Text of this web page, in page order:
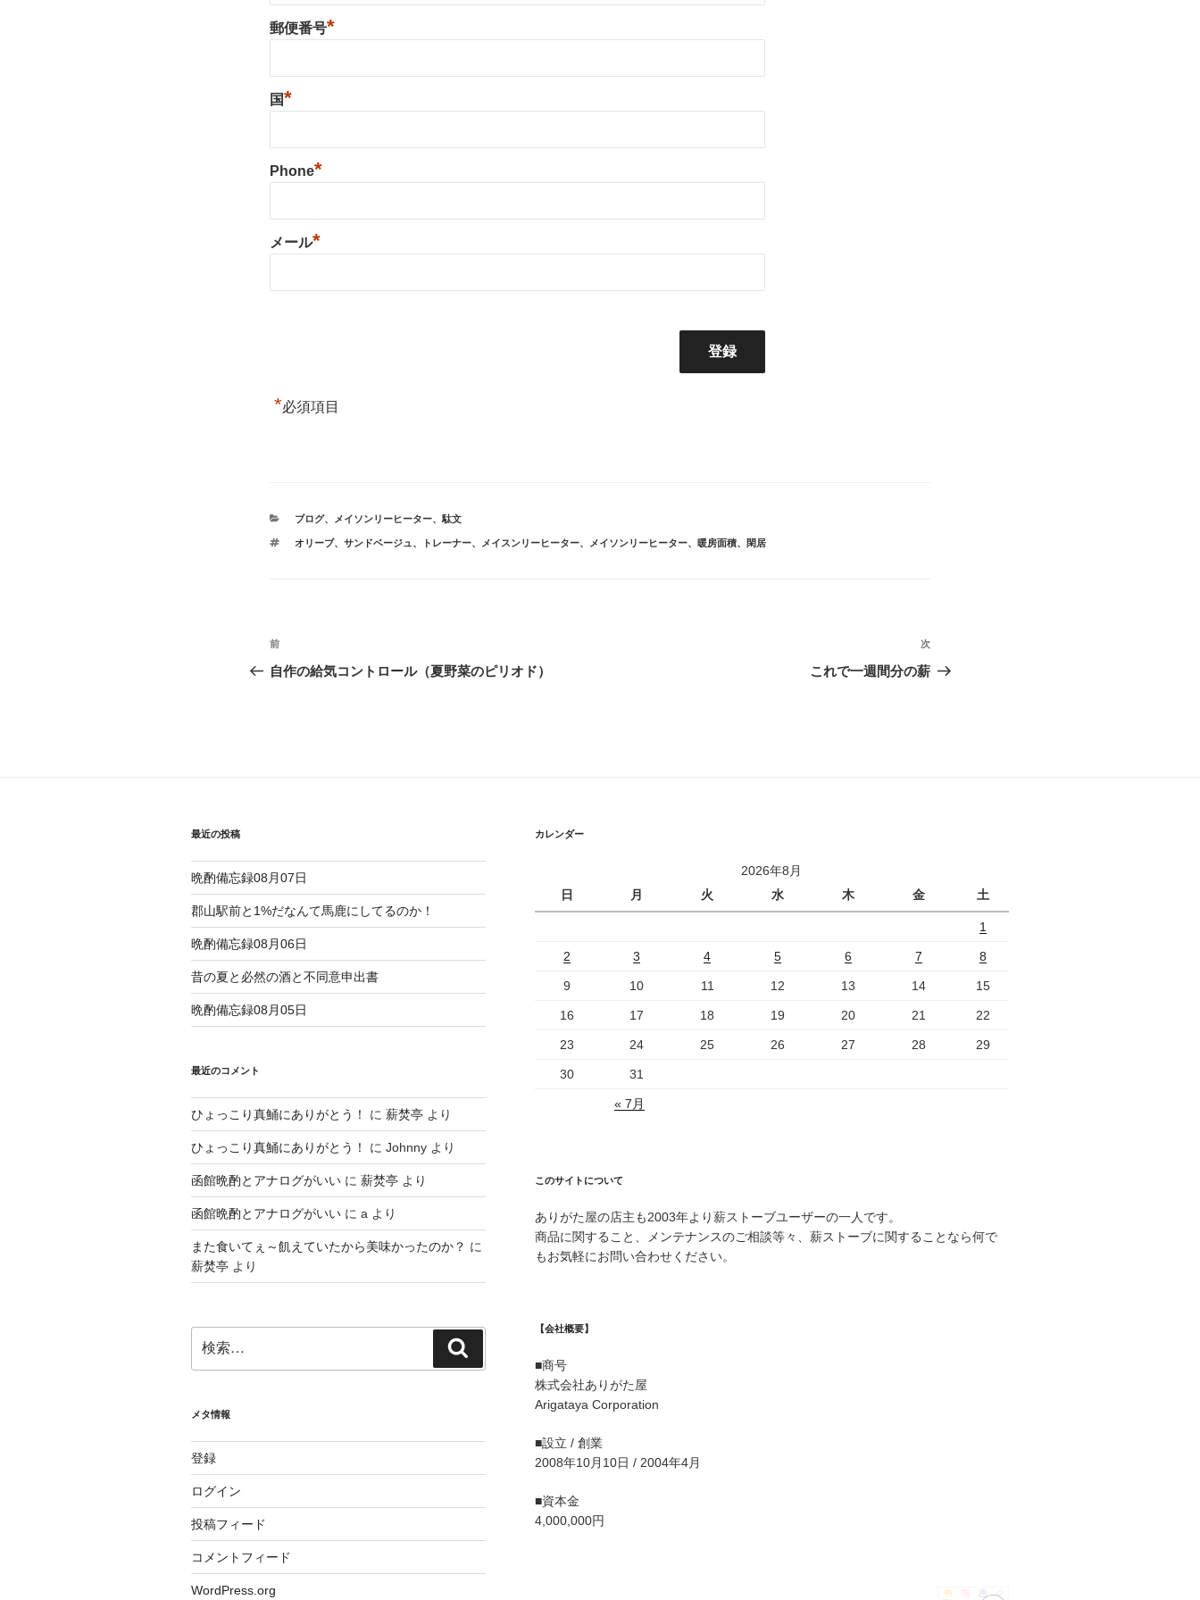
郵便番号*
国*
Phone*
メール*
*必須項目
カ
ゴ
ブログ、 メイソンリーヒーター、 駄文
タ
オリーブ、 サンドベージュ 、 トレーナー、 メイスンリーヒーター、 メイソンリーヒーター、 暖房面積、 閑居
投
稿
ョ
ン
前
の
前
自作の給気コントロール（夏野菜のピリオド）
次
の
次
これで一週間分の薪
最近の投稿
晩酌備忘録08月07日
郡山駅前と1%だなんて馬鹿にしてるのか！
晩酌備忘録08月06日
昔の夏と必然の酒と不同意申出書
晩酌備忘録08月05日
最近のコメント
ひょっこり真鯒にありがとう！ に 薪焚亭 より
ひょっこり真鯒にありがとう！ に Johnny より
函館晩酌とアナログがいい に 薪焚亭 より
函館晩酌とアナログがいい に a より
また食いてぇ～飢えていたから美味かったのか？ に
薪焚亭 より
索:
索
メタ情報
登録
ログイン
投稿フィード
コメントフィード
WordPress.org
カレンダー
2026年8月
日
月 火 水 木 金 土
1
2 3 4 5 6 7 8
9 10 11 12 13 14 15
16 17 18 19 20 21 22
23 24 25 26 27 28 29
30 31
« 7月
このサイトについて
ありがた屋の店主も2003年より薪ストーブユーザーの一人です。
商品に関すること、メンテナンスのご相談等々、薪ストーブに関することなら何で
もお気軽にお問い合わせください。
【会社概要】
■商号
株式会社ありがた屋
Arigataya Corporation
■設立 / 創業
2008年10月10日 / 2004年4月
■資本金
4,000,000円